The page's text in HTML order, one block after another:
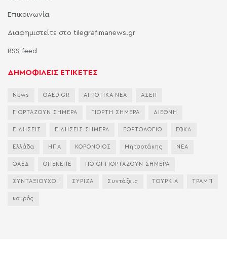
Επικοινωνία
Διαφημιστείτε στο tilegrafimanews.gr
RSS feed
ΔΗΜΟΦΙΛΕΙΣ ΕΤΙΚΕΤΕΣ
News OAED.GR ΑΓΡΟΤΙΚΑ ΝΕΑ ΑΣΕΠ
ΓΙΟΡΤΑΖΟΥΝ ΣΗΜΕΡΑ ΓΙΟΡΤΗ ΣΗΜΕΡΑ ΔΙΕΘΝΗ
ΕΙΔΗΣΕΙΣ ΕΙΔΗΣΕΙΣ ΣΗΜΕΡΑ ΕΟΡΤΟΛΟΓΙΟ ΕΦΚΑ
Ελλάδα ΗΠΑ ΚΟΡΟΝΟΙΟΣ Μητσοτάκης ΝΕΑ
ΟΑΕΔ ΟΠΕΚΕΠΕ ΠΟΙΟΙ ΓΙΟΡΤΑΖΟΥΝ ΣΗΜΕΡΑ
ΣΥΝΤΑΞΙΟΥΧΟΙ ΣΥΡΙΖΑ Συντάξεις ΤΟΥΡΚΙΑ ΤΡΑΜΠ
καιρός